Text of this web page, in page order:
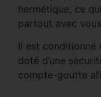
hermétique, ce
partout avec
Il est conditionné
doté d’une
compte-goutte